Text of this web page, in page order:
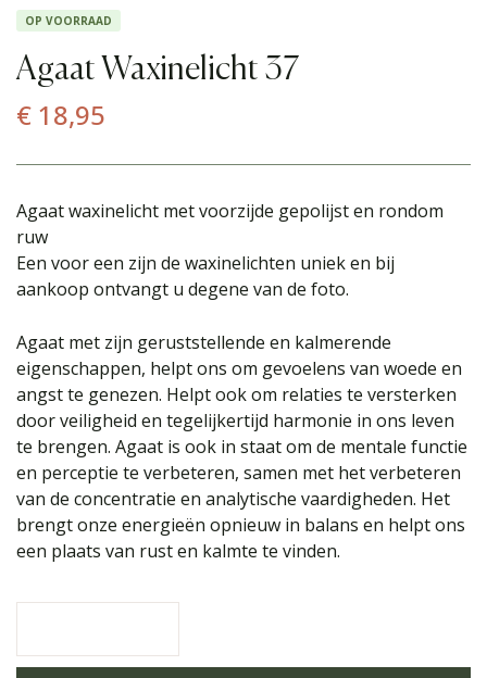
OP VOORRAAD
Agaat Waxinelicht 37
€ 18,95
Agaat waxinelicht met voorzijde gepolijst en rondom
ruw
Een voor een zijn de waxinelichten uniek en bij
aankoop ontvangt u degene van de foto.
Agaat met zijn geruststellende en kalmerende
eigenschappen, helpt ons om gevoelens van woede en
angst te genezen. Helpt ook om relaties te versterken
door veiligheid en tegelijkertijd harmonie in ons leven
te brengen. Agaat is ook in staat om de mentale functie
en perceptie te verbeteren, samen met het verbeteren
van de concentratie en analytische vaardigheden. Het
brengt onze energieën opnieuw in balans en helpt ons
een plaats van rust en kalmte te vinden.